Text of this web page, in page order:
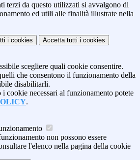
terzi da questo utilizzati si avvalgono di
ed utili alle finalità illustrate nella
i cookies Accetta tutti i cookies
scegliere quali cookie consentire.
che consentono il funzionamento della
disabilitarli.
i cookie necessari al funzionamento potete
.
non possono essere
l'elenco nella pagina della cookie